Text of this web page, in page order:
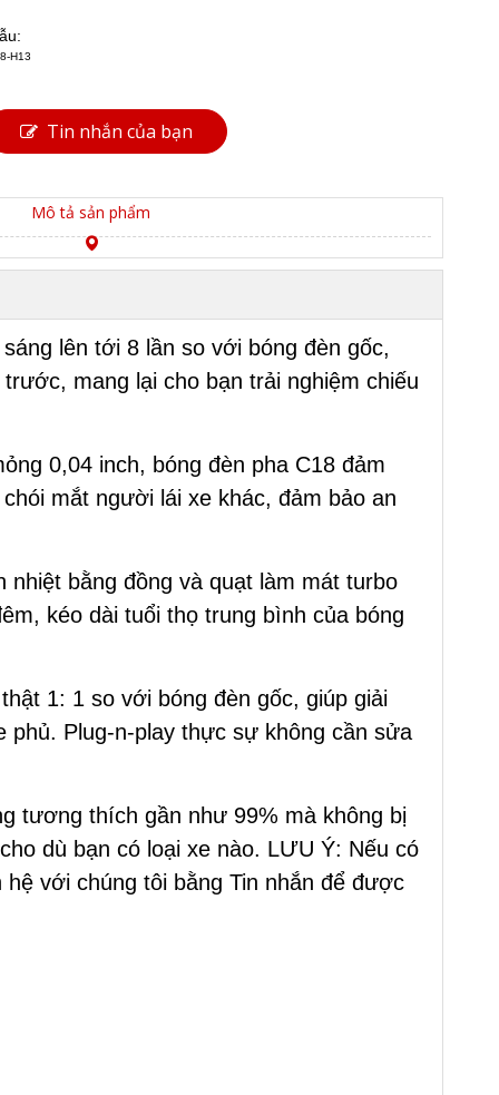
H13
Tin nhắn của bạn
Mô tả sản phẩm
lên tới 8 lần so với bóng đèn gốc,
mang lại cho bạn trải nghiệm chiếu
0,04 inch, bóng đèn pha C18 đảm
mắt người lái xe khác, đảm bảo an
nhiệt bằng đồng và quạt làm mát turbo
kéo dài tuổi thọ trung bình của bóng
1: 1 so với bóng đèn gốc, giúp giải
phủ. Plug-n-play thực sự không cần sửa
tương thích gần như 99% mà không bị
dù bạn có loại xe nào. LƯU Ý: Nếu có
với chúng tôi bằng Tin nhắn để được